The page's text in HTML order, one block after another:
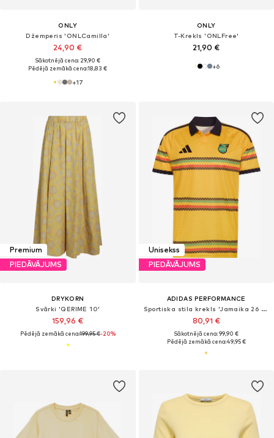
ONLY
Džemperis 'ONLCamilla'
24,90 €
Sākotnējā cena: 29,90 €
Pēdējā zemākā cena:18,83 €
+17
ONLY
T-Krekls 'ONLFree'
21,90 €
+6
Premium
PIEDĀVĀJUMS
DRYKORN
Svārki 'QERIME 10'
159,96 €
Pēdējā zemākā cena:199,95 €-20%
Unisekss
PIEDĀVĀJUMS
ADIDAS PERFORMANCE
Sportiska stila krekls 'Jamaika 26 x Bob Marley'
80,91 €
Sākotnējā cena: 99,90 €
Pēdējā zemākā cena:49,95 €